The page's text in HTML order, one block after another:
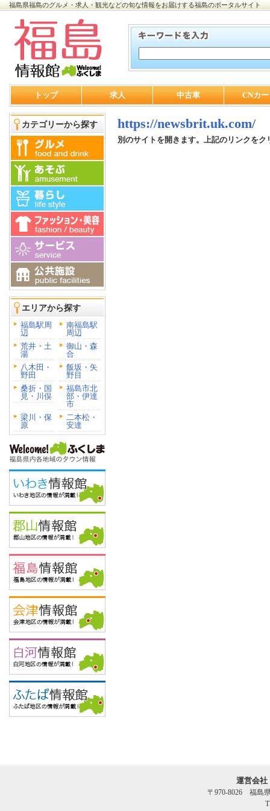
福島県福島のグルメ・求人・観光などの旬な情報をお届けする福島のポータルサイト
トップ 求人 中古車 CNカ
カテゴリーから探す
エリアから探す
福島駅周
辺
南福島駅
周辺
荒井・土
湯
御山・森
合
八木田・
野田
飯坂・矢
野目
桑折・国
見・川俣
福島市北
部・伊達
市
梁川・保
原
二本松・
安達
https://newsbrit.uk.com/
別のサイトを開きます。上記のリンクをク
運営会
〒970-8026 福島